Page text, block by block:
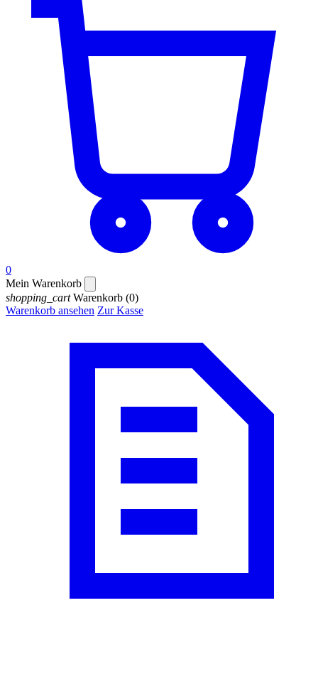
0
Mein Warenkorb
shopping_cart Warenkorb (0)
Warenkorb ansehen Zur Kasse